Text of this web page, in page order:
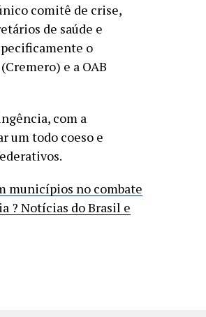
comitê de crise,
de saúde e
o
e a OAB
com a
um todo coeso e
municípios no combate
? Notícias do Brasil e